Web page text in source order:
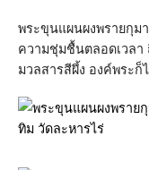
พระขุนแผนผงพรายกุม
ความชุ่มชื้นตลอดเวลา
มวลสารสีผึ้ง องค์พระก็